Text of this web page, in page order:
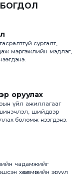
сургалт,
мэргэжлийн мэдлэг,
оруулах
үйл ажиллагааг
шинэчлэл, шийдвэр
боломж нээгдэнэ.
чадамжийг
хөдөлмөрийн эрүүл